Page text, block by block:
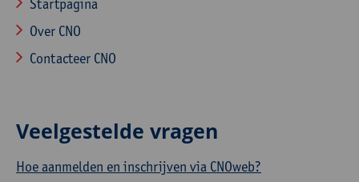
Over CNO
Contacteer CNO
Veelgestelde vragen
Hoe aanmelden en inschrijven via CNOweb?